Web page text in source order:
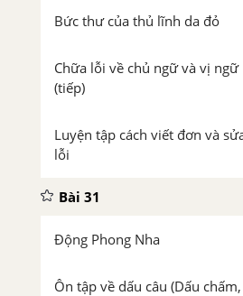
Bức thư của thủ lĩnh da đỏ
Chữa lỗi về chủ ngữ và vị ngữ
(tiếp)
Luyện tập cách viết đơn và
lỗi
Bài 31
Động Phong Nha
Ôn tập về dấu câu (Dấu chấm,